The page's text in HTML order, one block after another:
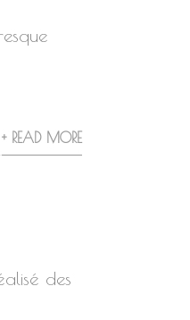
+ READ MORE
des